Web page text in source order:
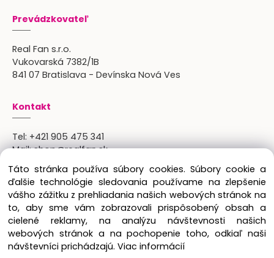
Prevádzkovateľ
Real Fan s.r.o.
Vukovarská 7382/1B
841 07 Bratislava - Devínska Nová Ves
Kontakt
Tel: +421 905 475 341
Mail:shop@realfan.sk
Zákaznícka linka: 9:00-18:00
Osobný odber: po predchádajúcom dohovore
Copyright © 2024 Real Fan s.r.o., všetky práva
vyhradené.
Táto stránka používa súbory cookies. Súbory cookie a
ďalšie technológie sledovania používame na zlepšenie
vášho zážitku z prehliadania našich webových stránok na
to, aby sme vám zobrazovali prispôsobený obsah a
cielené reklamy, na analýzu návštevnosti našich
webových stránok a na pochopenie toho, odkiaľ naši
návštevníci prichádzajú. Viac informácií